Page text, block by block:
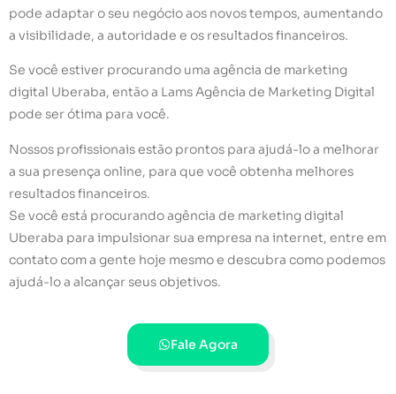
pode adaptar o seu negócio aos novos tempos, aumentando
a visibilidade, a autoridade e os resultados financeiros.
Se você estiver procurando uma agência de marketing
digital Uberaba, então a Lams Agência de Marketing Digital
pode ser ótima para você.
Nossos profissionais estão prontos para ajudá-lo a melhorar
a sua presença online, para que você obtenha melhores
resultados financeiros.
Se você está procurando agência de marketing digital
Uberaba para impulsionar sua empresa na internet, entre em
contato com a gente hoje mesmo e descubra como podemos
ajudá-lo a alcançar seus objetivos.
Fale Agora